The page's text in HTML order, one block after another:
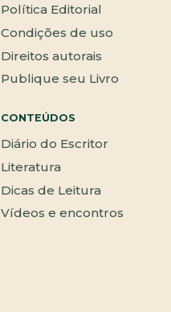
Política Editorial
Condições de uso
Direitos autorais
Publique seu Livro
CONTEÚDOS
Diário do Escritor
Literatura
Dicas de Leitura
Vídeos e encontros